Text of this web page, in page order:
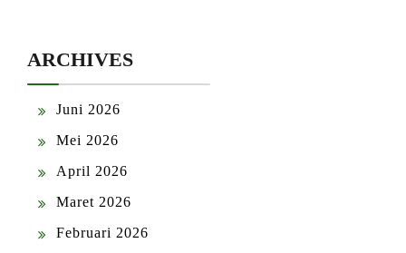
ARCHIVES
Juni 2026
Mei 2026
April 2026
Maret 2026
Februari 2026